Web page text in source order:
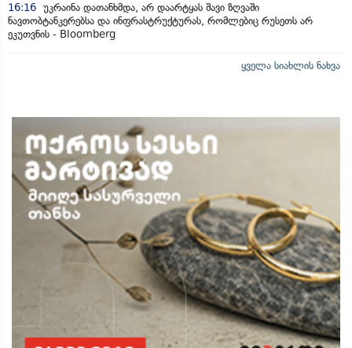
16:16 უკრაინა დათანხმდა, არ დაარტყას შავი ზღვაში
ნავთობტანკერებსა და ინფრასტრუქტურას, რომლებიც რუსეთს არ
ეკუთვნის - Bloomberg
ყველა სიახლის ნახვა